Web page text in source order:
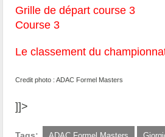
Grille de départ course 3
Course 3
Le classement du
Credit photo : ADAC Formel Masters
]]>
Tags: